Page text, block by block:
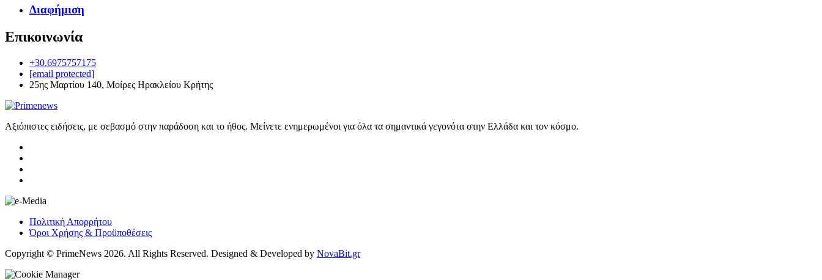
Διαφήμιση
Επικοινωνία
+30.6975757175
[email protected]
25ης Μαρτίου 140, Μοίρες Ηρακλείου Κρήτης
Αξιόπιστες ειδήσεις, με σεβασμό στην παράδοση και το ήθος. Μείνετε ενημερωμένοι για όλα τα σημαντικά γεγονότα στην Ελλάδα και τον κόσμο.
Πολιτική Απορρήτου
Όροι Χρήσης & Προϋποθέσεις
Copyright © PrimeNews 2026. All Rights Reserved. Designed & Developed by NovaBit.gr